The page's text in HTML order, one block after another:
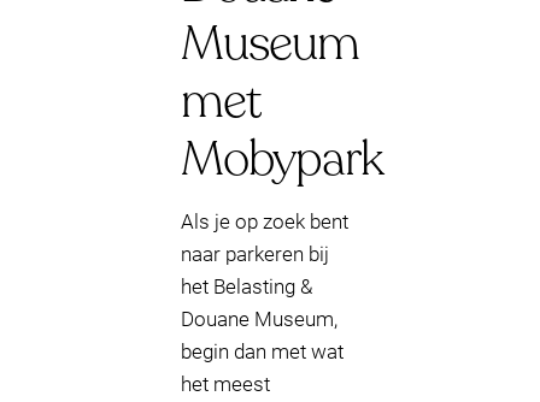
Museum
met
Mobypark
Als je op zoek bent
naar parkeren bij
het Belasting &
Douane Museum,
begin dan met wat
het meest